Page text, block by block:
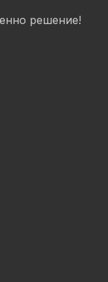
решение!